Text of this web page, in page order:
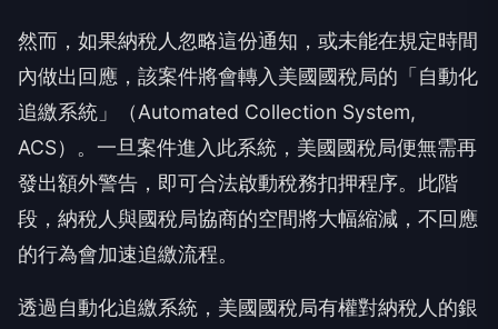
然而，如果納稅人忽略這份通知，或未能在規定時間
內做出回應，該案件將會轉入美國國稅局的「自動化
追繳系統」（Automated Collection System,
ACS）。一旦案件進入此系統，美國國稅局便無需再
發出額外警告，即可合法啟動稅務扣押程序。此階
段，納稅人與國稅局協商的空間將大幅縮減，不回應
的行為會加速追繳流程。
透過自動化追繳系統，美國國稅局有權對納稅人的銀